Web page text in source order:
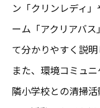
ン「クリンレディ
ーム「アクリアバ
て分かりやすく説明
また、環境コミュ
隣小学校との清掃